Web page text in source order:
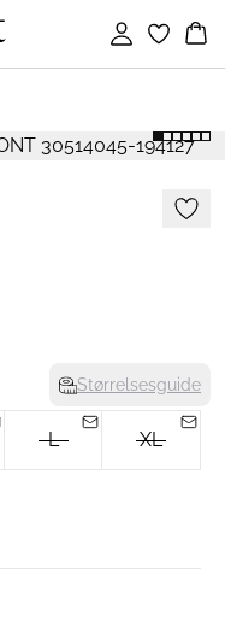
Log ind
Størrelsesguide
L XL